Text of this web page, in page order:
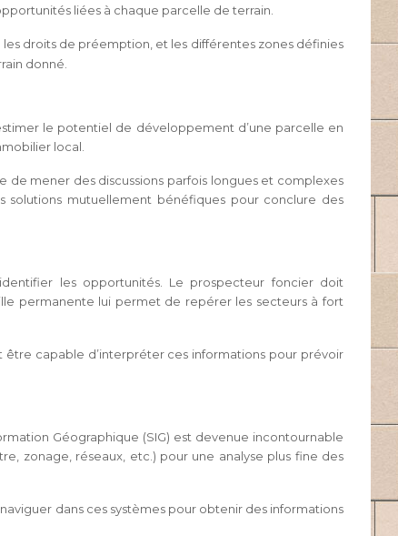
liées à chaque parcelle de terrain.
les droits de préemption, et les différentes zones définies
donné.
le potentiel de développement d’une parcelle en
local.
mener des discussions parfois longues et complexes
solutions mutuellement bénéfiques pour conclure des
les opportunités. Le prospecteur foncier doit
permanente lui permet de repérer les secteurs à fort
capable d’interpréter ces informations pour prévoir
Géographique (SIG) est devenue incontournable
zonage, réseaux, etc.) pour une analyse plus fine des
dans ces systèmes pour obtenir des informations